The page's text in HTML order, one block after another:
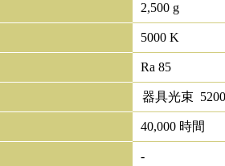
2,500 g
5000 K
Ra 85
器具光束
40,000 時間
-